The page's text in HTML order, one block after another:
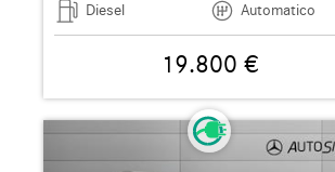
Diesel
Automatico
19.800 €